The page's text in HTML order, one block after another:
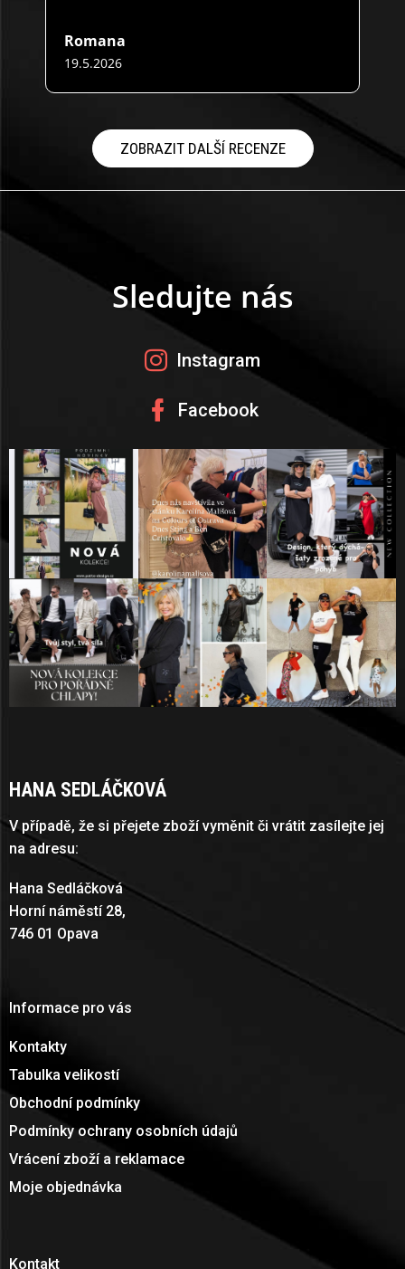
Romana
Hodnocení obchodu je 5 z 5 hvězdiček.
19.5.2026
ZOBRAZIT DALŠÍ RECENZE
Z
p
Sledujte nás
Instagram
Facebook
HANA SEDLÁČKOVÁ
V případě, že si přejete zboží vyměnit či vrátit zasílejte jej
na adresu:
Hana Sedláčková
Horní náměstí 28,
746 01 Opava
Informace pro vás
Kontakty
Tabulka velikostí
Obchodní podmínky
Podmínky ochrany osobních údajů
Vrácení zboží a reklamace
Moje objednávka
Kontakt